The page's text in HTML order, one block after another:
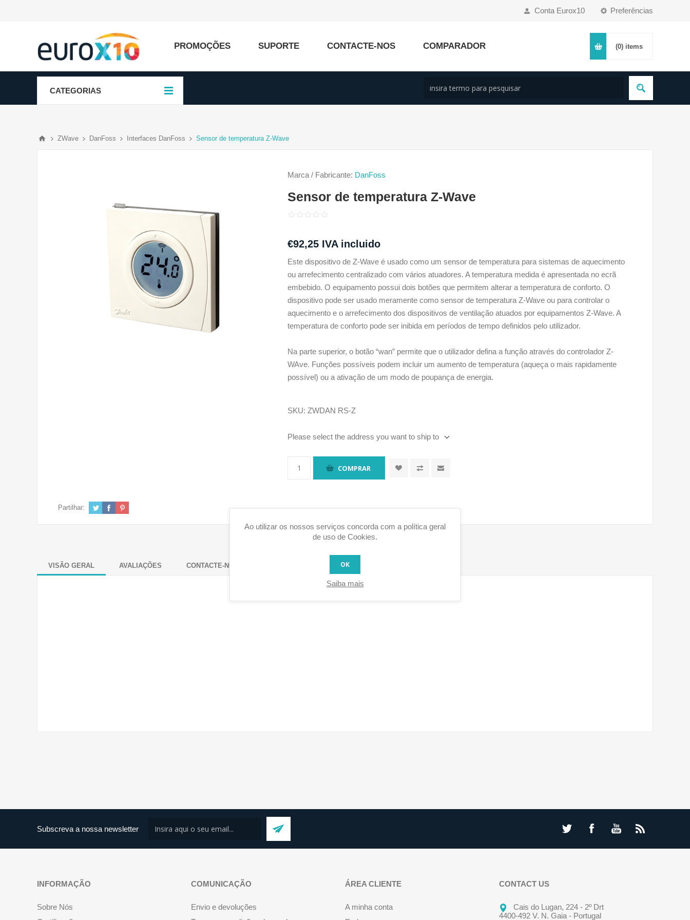
Preferências
Conta Eurox10
PROMOÇÕES SUPORTE CONTACTE-NOS COMPARADOR (0) items
CATEGORIAS
ZWave DanFoss Interfaces DanFoss Sensor de temperatura Z-Wave
Marca / Fabricante: DanFoss
Sensor de temperatura Z-Wave
€92,25 IVA incluido
Este dispositivo de Z-Wave é usado como um sensor de temperatura para sistemas de aquecimento
ou arrefecimento centralizado com vários atuadores. A temperatura medida é apresentada no ecrã
embebido. O equipamento possui dois botões que permitem alterar a temperatura de conforto. O
dispositivo pode ser usado meramente como sensor de temperatura Z-Wave ou para controlar o
aquecimento e o arrefecimento dos dispositivos de ventilação atuados por equipamentos Z-Wave. A
temperatura de conforto pode ser inibida em períodos de tempo definidos pelo utilizador.
Na parte superior, o botão “wan” permite que o utilizador defina a função através do controlador Z-
WAve. Funções possíveis podem incluir um aumento de temperatura (aqueça o mais rapidamente
possível) ou a ativação de um modo de poupança de energia.
SKU: ZWDAN RS-Z
Please select the address you want to ship to
COMPRAR
Partilhar:
VISÃO GERAL AVALIAÇÕES CONTACTE-NOS
Subscreva a nossa newsletter
INFORMAÇÃO
Sobre Nós
COMUNICAÇÃO
Envio e devoluções
ÁREA CLIENTE
A minha conta
CONTACT US
Cais do Lugan, 224 - 2º Drt
4400-492 V. N. Gaia - Portugal
Ao utilizar os nossos serviços concorda com a política geral
de uso de Cookies.
OK
Saiba mais